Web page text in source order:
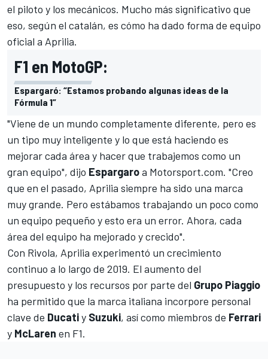
el piloto y los mecánicos. Mucho más significativo que
eso, según el catalán, es cómo ha dado forma de equipo
oficial a Aprilia.
F1 en MotoGP:
Espargaró: “Estamos probando algunas ideas de la
Fórmula 1”
"Viene de un mundo completamente diferente, pero es
un tipo muy inteligente y lo que está haciendo es
mejorar cada área y hacer que trabajemos como un
gran equipo", dijo Espargaroa Motorsport.com. "Creo
que en el pasado, Aprilia siempre ha sido una marca
muy grande. Pero estábamos trabajando un poco como
un equipo pequeño y esto era un error. Ahora, cada
área del equipo ha mejorado y crecido".
Con Rivola, Aprilia experimentó un crecimiento
continuo a lo largo de 2019. El aumento del
presupuesto y los recursos por parte del Grupo Piaggio
ha permitido que la marca italiana incorpore personal
clave de Ducatiy Suzuki, así como miembros de Ferrari
y McLaren en F1.